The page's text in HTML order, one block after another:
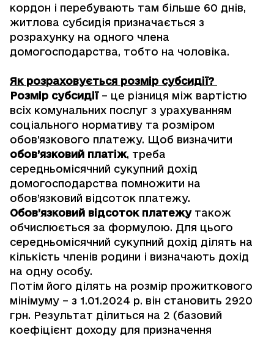
кордон і перебувають там більше 60 днів,
житлова субсидія призначається з
розрахунку на одного члена
домогосподарства, тобто на чоловіка.
Як розраховується розмір субсидії?
Розмір субсидії – це різниця між вартістю
всіх комунальних послуг з урахуванням
соціального нормативу та розміром
обов’язкового платежу. Щоб визначити
обов’язковий платіж, треба
середньомісячний сукупний дохід
домогосподарства помножити на
обов’язковий відсоток платежу.
Обов’язковий відсоток платежутакож
обчислюється за формулою. Для цього
середньомісячний сукупний дохід ділять на
кількість членів родини і визначають дохід
на одну особу.
Потім його ділять на розмір прожиткового
мінімуму – з 1.01.2024 р. він становить 2920
грн. Результат ділиться на 2 (базовий
коефіцієнт доходу для призначення